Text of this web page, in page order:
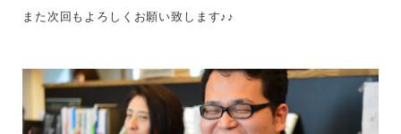
また次回もよろしくお願い致します♪♪